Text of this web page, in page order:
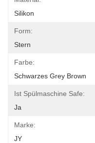
Silikon
Form:
Stern
Farbe:
Schwarzes Grey Brown
Ist Spülmaschine Safe:
Ja
Marke:
JY